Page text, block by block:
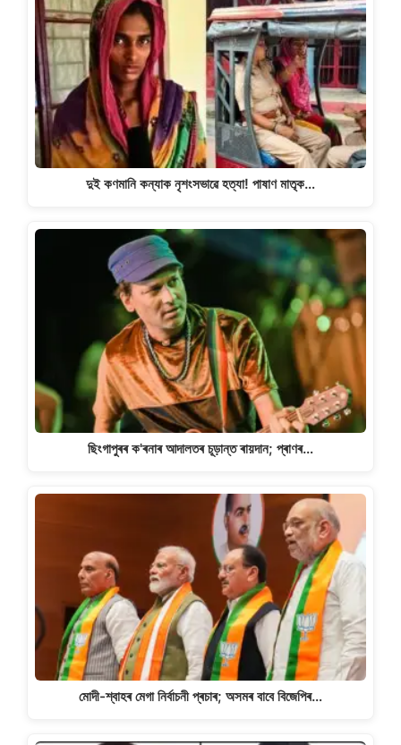
দুই কণমানি কন্যাক নৃশংসভাৱে হত্যা! পাষাণ মাতৃক…
ছিংগাপুৰৰ ক'ৰনাৰ আদালতৰ চূড়ান্ত ৰায়দান; প্ৰাণৰ…
মোদী-শ্বাহৰ মেগা নিৰ্বাচনী প্ৰচাৰ; অসমৰ বাবে বিজেপিৰ…